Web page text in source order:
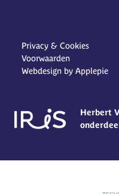
Privacy & Cookies
Voorwaarden
Webdesign by Applepie
Herbert